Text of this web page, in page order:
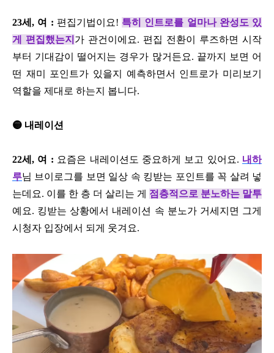
23세, 여 : 편집기법이요! 특히 인트로를 얼마나 완성도 있
게 편집했는지 가 관건이에요. 편집 전환이 루즈하면 시작
부터 기대감이 떨어지는 경우가 많거든요. 끝까지 보면 어
떤 재미 포인트가 있을지 예측하면서 인트로가 미리보기
역할을 제대로 하는지 봅니다.
🟡 내레이션
22세, 여 : 요즘은 내레이션도 중요하게 보고 있어요. 내하
루님 브이로그를 보면 일상 속 킹받는 포인트를 꼭 살려 넣
는데요. 이를 한 층 더 살리는 게 점층적으로 분노하는 말투
예요. 킹받는 상황에서 내레이션 속 분노가 거세지면 그게
시청자 입장에서 되게 웃겨요.